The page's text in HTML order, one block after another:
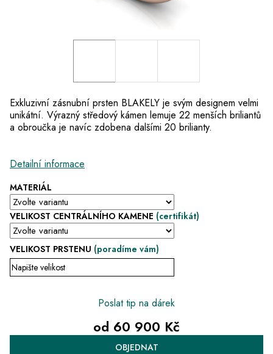
MATERIÁL
VELIKOST CENTRÁLNÍHO KAMENE (certifikát)
VELIKOST PRSTENU (poradíme vám)
Exkluzivní zásnubní prsten BLAKELY je svým designem velmi
unikátní. Výrazný středový kámen lemuje 22 menších briliantů
a obroučka je navíc zdobena dalšími 20 brilianty.
Detailní informace
Poslat tip na dárek
od 60 900 Kč
MěrnáOBJEDNAT